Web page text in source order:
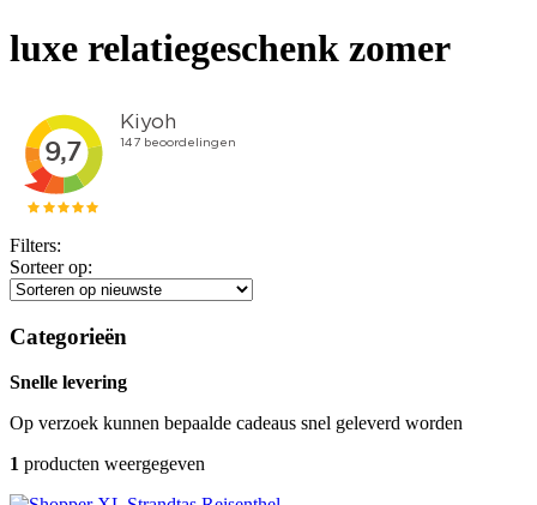
luxe relatiegeschenk zomer
Filters:
Sorteer op:
Categorieën
Snelle levering
Op verzoek kunnen bepaalde cadeaus snel geleverd worden
1 producten weergegeven